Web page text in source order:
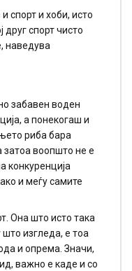
спорт и хоби, исто
друг спорт чисто
наведува
забавен воден
а понекогаш и
риба бара
воопшто не е
конкуренција
и меѓу самите
Она што исто така
изгледа, е тоа
и опрема. Значи,
важно е каде и со